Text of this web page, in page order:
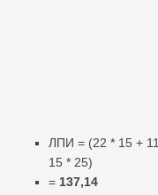
ЛПИ = (22 * 15 +
15 * 25)
= 137,14